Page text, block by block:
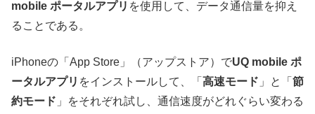
mobile ポータルアプリ を使用して、データ通信量を抑え
ることである。
iPhoneの「App Store」（アップストア）でUQ mobile ポ
ータルアプリ をインストールして、「 高速モード 」と「 節
約モード 」をそれぞれ試し、通信速度がどれぐらい変わる